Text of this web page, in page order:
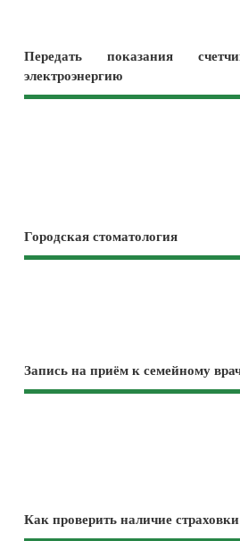
Передать показания
электроэнергию
Городская стоматология
Запись на приём к семейному
Как проверить наличие